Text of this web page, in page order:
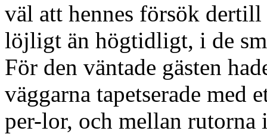
väl att hennes försök
löjligt än högtidligt, i de
För den väntade gästen
väggarna tapetserade
per-lor, och mellan